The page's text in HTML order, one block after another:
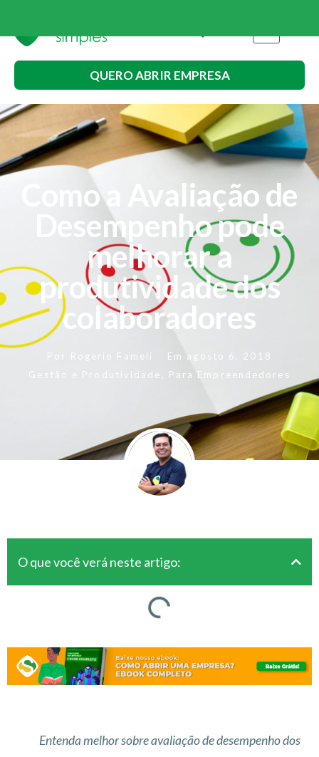
QUERO ABRIR EMPRESA
Como a Avaliação de
Desempenho pode
melhorar a
produtividade dos
colaboradores
Rogerio Fameli Em agosto 6, 2018
Gestão e Produtividade , Para Empreendedores
O que você verá neste artigo:
Entenda melhor sobre avaliação de desempenho dos